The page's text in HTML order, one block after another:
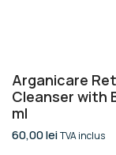
Arganicare
Cleanser with
ml
60,00leiTVA inclus